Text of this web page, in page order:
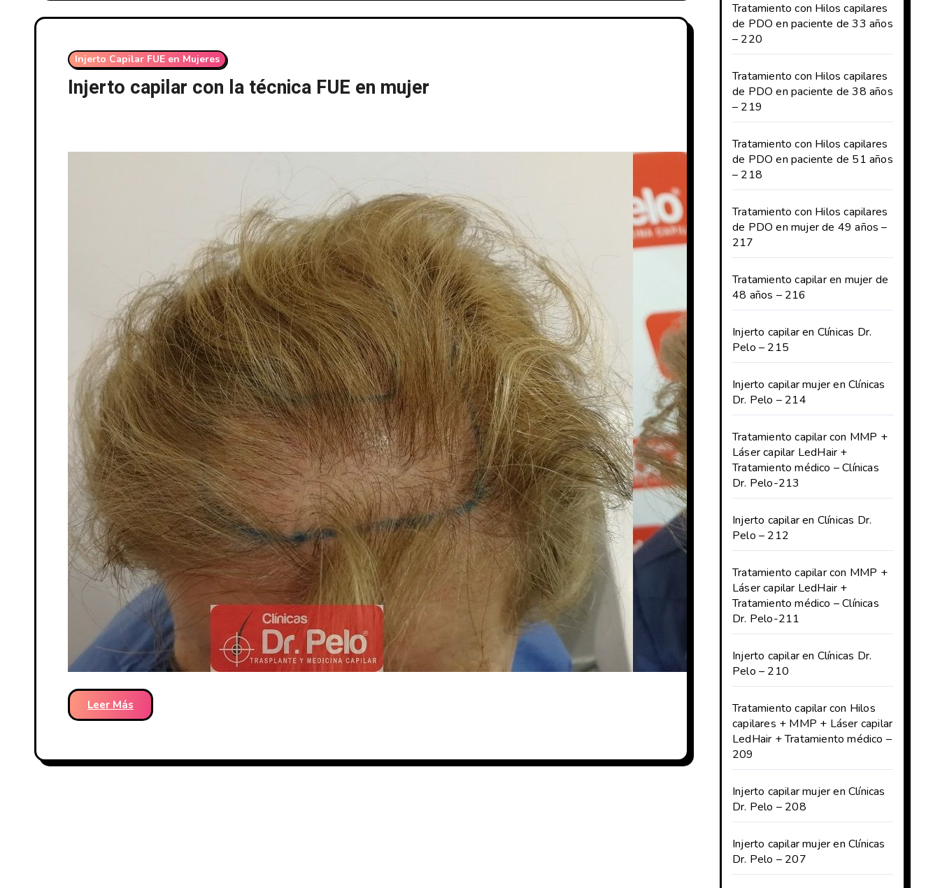
Injerto Capilar FUE en Mujeres
Injerto capilar con la técnica FUE en mujer
Leer Más
Tratamiento con Hilos capilares
de PDO en paciente de 33 años
– 220
Tratamiento con Hilos capilares
de PDO en paciente de 38 años
– 219
Tratamiento con Hilos capilares
de PDO en paciente de 51 años
– 218
Tratamiento con Hilos capilares
de PDO en mujer de 49 años –
217
Tratamiento capilar en mujer de
48 años – 216
Injerto capilar en Clínicas Dr.
Pelo – 215
Injerto capilar mujer en Clínicas
Dr. Pelo – 214
Tratamiento capilar con MMP +
Láser capilar LedHair +
Tratamiento médico – Clínicas
Dr. Pelo-213
Injerto capilar en Clínicas Dr.
Pelo – 212
Tratamiento capilar con MMP +
Láser capilar LedHair +
Tratamiento médico – Clínicas
Dr. Pelo-211
Injerto capilar en Clínicas Dr.
Pelo – 210
Tratamiento capilar con Hilos
capilares + MMP + Láser capilar
LedHair + Tratamiento médico –
209
Injerto capilar mujer en Clínicas
Dr. Pelo – 208
Injerto capilar mujer en Clínicas
Dr. Pelo – 207